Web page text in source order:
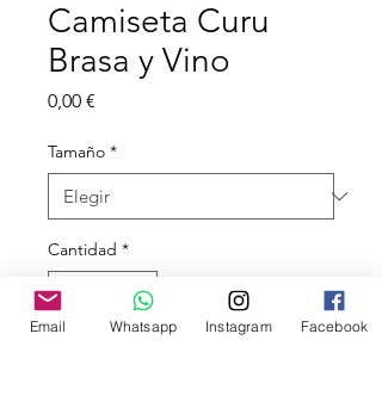
Camiseta Curu
Brasa y Vino
0,00 €
Tamaño *
Cantidad *
Email Whatsapp Instagram Facebook